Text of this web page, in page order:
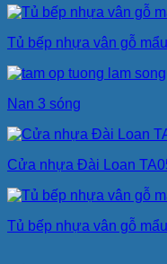
Tủ bếp nhựa vân gỗ
Nan 3 sóng
Cửa nhựa Đài Loan
Tủ bếp nhựa vân gỗ mẩu